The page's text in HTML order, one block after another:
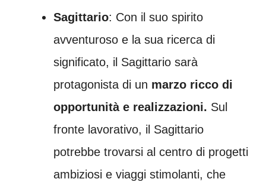
Sagittario: Con il suo spirito
avventuroso e la sua ricerca di
significato, il Sagittario sarà
protagonista di un marzo ricco di
opportunità e realizzazioni. Sul
fronte lavorativo, il Sagittario
potrebbe trovarsi al centro di progetti
ambiziosi e viaggi stimolanti, che